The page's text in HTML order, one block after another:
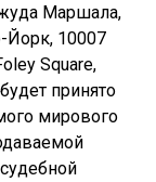
Маршала,
10007
Square,
принято
мирового